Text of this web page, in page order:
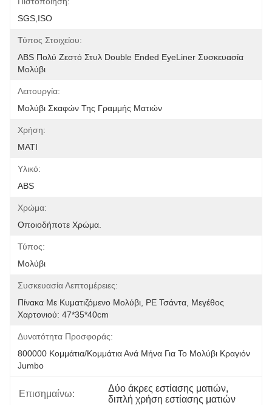
SGS,ISO
Τύπος Στοιχείου:
ABS Πολύ Ζεστό Στυλ Double Ended EyeLiner Συσκευασία
Μολύβι
Λειτουργία:
Μολύβι Σκαφών Της Γραμμής Ματιών
Χρήση:
ΜΑΤΙ
Υλικό:
ABS
Χρώμα:
Οποιοδήποτε Χρώμα.
Τύπος:
Μολύβι
Συσκευασία Λεπτομέρειες:
Πίνακα Με Κυματιζόμενο Μολύβι, PE Τσάντα, Μεγέθος
Χαρτονιού: 47*35*40cm
Δυνατότητα Προσφοράς:
800000 Κομμάτια/κομμάτια Ανά Μήνα Για Το Μολύβι Κραγιόν
Jumbo
Επισημαίνω:
Δύο άκρες εστίασης ματιών,
διπλή χρήση εστίασης ματιών